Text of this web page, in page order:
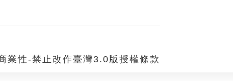
業性-禁止改作臺灣3.0版授權條款